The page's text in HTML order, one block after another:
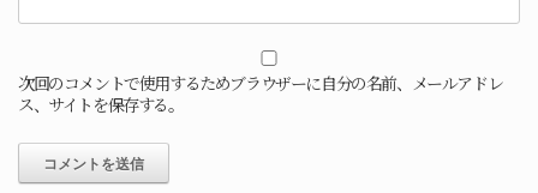
次回のコメントで使用するためブラウザーに自分の名前、メールアドレ
ス、サイトを保存する。